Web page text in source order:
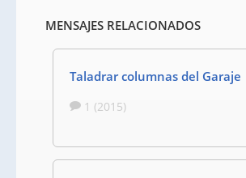
MENSAJES RELACIONADOS
Taladrar columnas del Garaje
1 (2015)